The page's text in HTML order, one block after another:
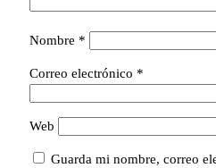
Nombre *
Correo electrónico *
Web
Guarda mi nombre, correo